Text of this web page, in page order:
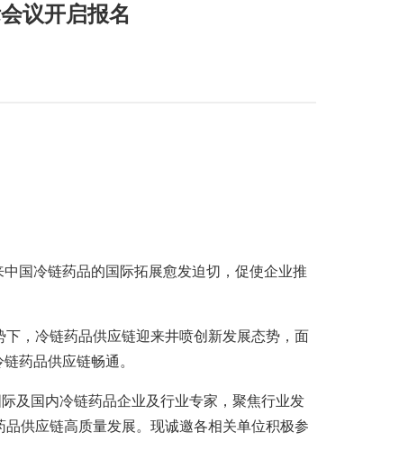
议开启报名
国冷链药品的国际拓展愈发迫切，促使企业推
，冷链药品供应链迎来井喷创新发展态势，面
药品供应链畅通。
及国内冷链药品企业及行业专家，聚焦行业发
供应链高质量发展。现诚邀各相关单位积极参